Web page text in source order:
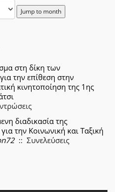
Jump to month
στη δίκη των
την επίθεση στην
κινητοποίηση της 1ης
διαδικασία της
την Κοινωνική και Ταξική
:: Συνελεύσεις